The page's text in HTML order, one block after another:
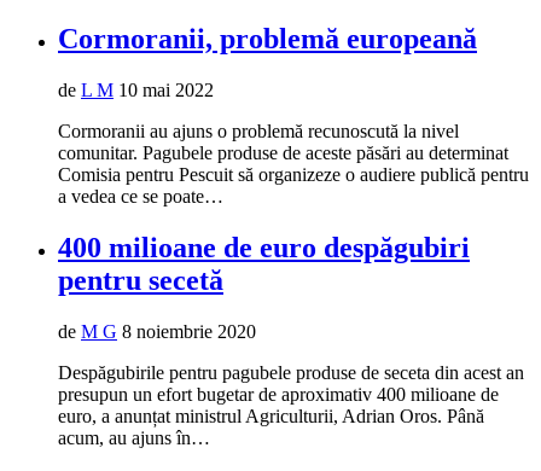
Cormoranii, problemă europeană
de L M 10 mai 2022
Cormoranii au ajuns o problemă recunoscută la nivel
comunitar. Pagubele produse de aceste păsări au determinat
Comisia pentru Pescuit să organizeze o audiere publică pentru
a vedea ce se poate…
400 milioane de euro despăgubiri
pentru secetă
de M G 8 noiembrie 2020
Despăgubirile pentru pagubele produse de seceta din acest an
presupun un efort bugetar de aproximativ 400 milioane de
euro, a anunțat ministrul Agriculturii, Adrian Oros. Până
acum, au ajuns în…